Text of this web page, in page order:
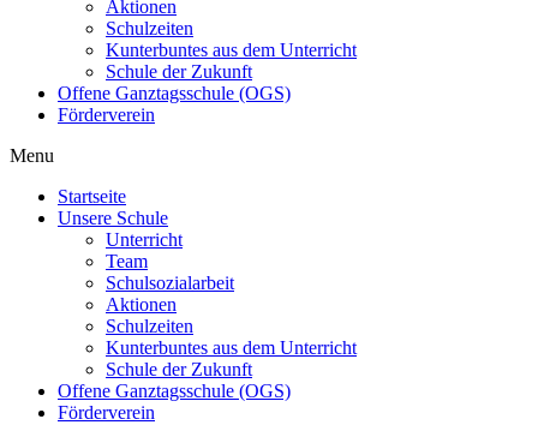
Aktionen
Schulzeiten
Kunterbuntes aus dem Unterricht
Schule der Zukunft
Offene Ganztagsschule (OGS)
Förderverein
Menu
Startseite
Unsere Schule
Unterricht
Team
Schulsozialarbeit
Aktionen
Schulzeiten
Kunterbuntes aus dem Unterricht
Schule der Zukunft
Offene Ganztagsschule (OGS)
Förderverein